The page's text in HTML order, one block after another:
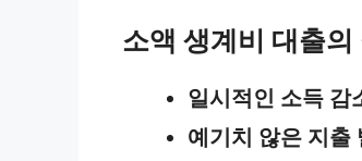
소액 생계비 대출의
일시적인 소득 감
예기치 않은 지출